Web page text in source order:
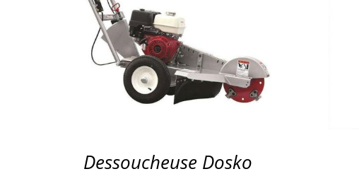
APERÇU
Dessoucheuse Dosko